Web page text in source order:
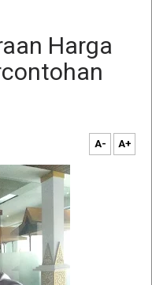
Harga
A- A+